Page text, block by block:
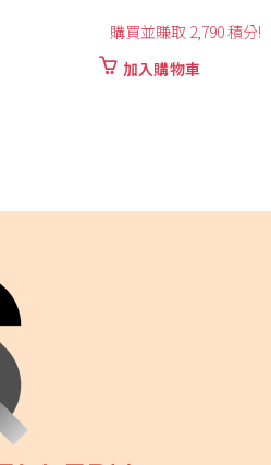
購買並賺取 2,790 積分!
加入購物車